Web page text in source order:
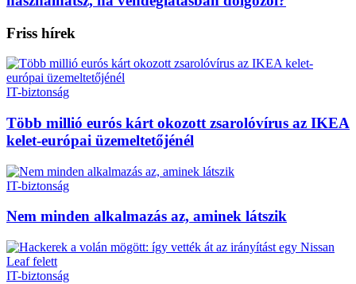
Friss hírek
IT-biztonság
Több millió eurós kárt okozott zsarolóvírus az IKEA
kelet-európai üzemeltetőjénél
IT-biztonság
Nem minden alkalmazás az, aminek látszik
IT-biztonság